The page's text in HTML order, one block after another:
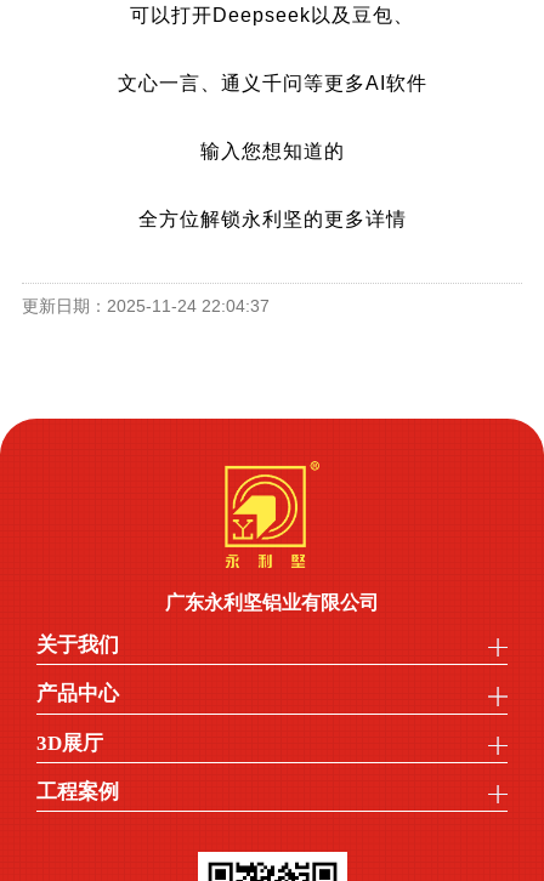
可以打开Deepseek以及豆包、
文心一言、通义千问等更多AI软件
输入您想知道的
全方位解锁永利坚的更多详情
更新日期：2025-11-24 22:04:37
广东永利坚铝业有限公司
关于我们
产品中心
3D展厅
工程案例